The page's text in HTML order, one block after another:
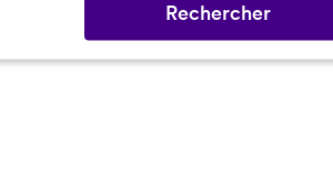
Rechercher